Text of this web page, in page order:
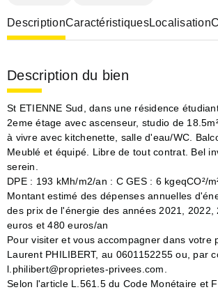
DescriptionCaractéristiquesLocalisation
Description du bien
St ETIENNE Sud, dans une résidence
2eme étage avec ascenseur, studio de
à vivre avec kitchenette, salle d'eau/WC.
Meublé et équipé. Libre de tout contrat. Bel
serein.
DPE : 193 kMh/m2/an : C GES : 6 kgeqCO²/
Montant estimé des dépenses annuelles
des prix de l'énergie des années 2021, 2022,
euros et 480 euros/an
Pour visiter et vous accompagner dans votre
Laurent PHILIBERT, au 0601152255 ou, par
l.philibert@proprietes-privees.com.
Selon l'article L.561.5 du Code Monétaire et